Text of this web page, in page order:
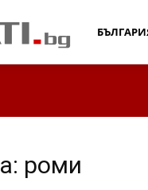
Дебати
роми